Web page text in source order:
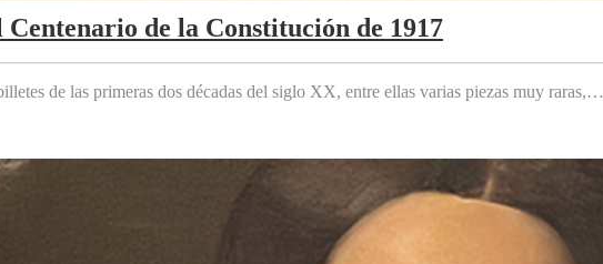
de la Constitución de 1917
de las primeras dos décadas del siglo XX, entre ellas varias piezas muy raras,…